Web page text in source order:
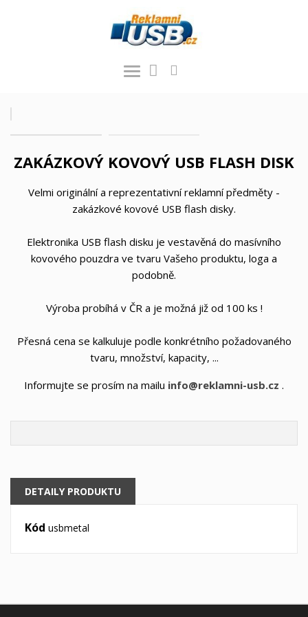
ZAKÁZKOVÝ KOVOVÝ USB FLASH DISK
Velmi originální a reprezentativní reklamní předměty -
zakázkové kovové USB flash disky.
Elektronika USB flash disku je vestavěná do masívního
kovového pouzdra ve tvaru Vašeho produktu, loga a
podobně.
Výroba probíhá v ČR a je možná již od 100 ks !
Přesná cena se kalkuluje podle konkrétního požadovaného
tvaru, množství, kapacity, ...
Informujte se prosím na mailu info@reklamni-usb.cz .
DETAILY PRODUKTU
Kód usbmetal